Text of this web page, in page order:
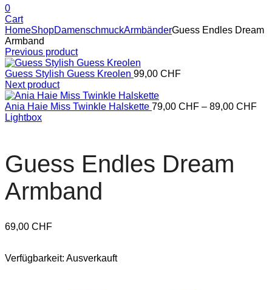
0
Cart
HomeShopDamenschmuckArmbänderGuess Endles Dream
Armband
Previous product
Guess Stylish Guess Kreolen 99,00 CHF
Next product
Ania Haie Miss Twinkle Halskette 79,00 CHF – 89,00 CHF
Lightbox
Guess Endles Dream
Armband
69,00 CHF
Verfügbarkeit: Ausverkauft